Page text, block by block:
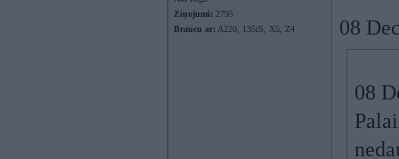
Ziņojumi: 2795
Braucu ar: A220, 135iS, X5, Z4 08
08